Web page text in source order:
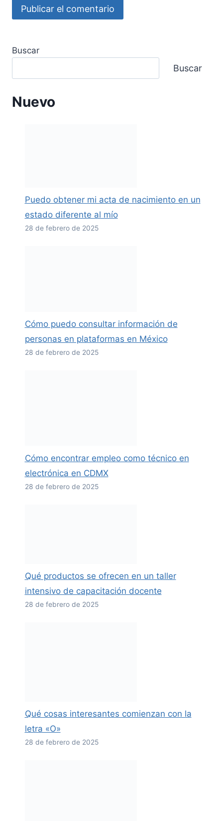
Buscar
Buscar
Nuevo
Puedo obtener mi acta de nacimiento en un
estado diferente al mío
28 de febrero de 2025
Cómo puedo consultar información de
personas en plataformas en México
28 de febrero de 2025
Cómo encontrar empleo como técnico en
electrónica en CDMX
28 de febrero de 2025
Qué productos se ofrecen en un taller
intensivo de capacitación docente
28 de febrero de 2025
Qué cosas interesantes comienzan con la
letra «O»
28 de febrero de 2025